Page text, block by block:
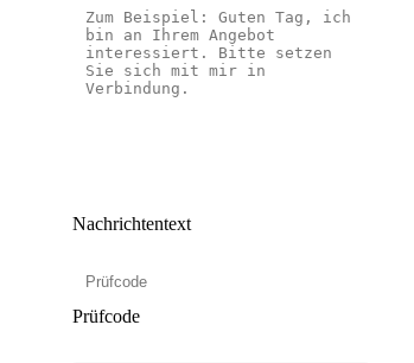
Nachrichtentext
Prüfcode